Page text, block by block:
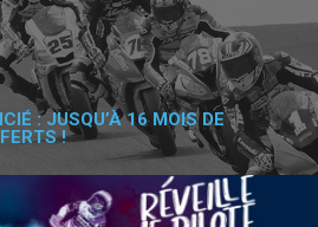
billetterie
: JUSQU’À 16 MOIS DE
!